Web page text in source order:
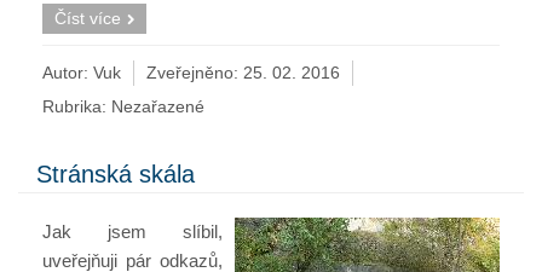
Číst více
Autor: Vuk Zveřejněno:25. 02. 2016
Rubrika: Nezařazené
Stránská skála
Jak jsem slíbil,
uveřejňuji pár odkazů,